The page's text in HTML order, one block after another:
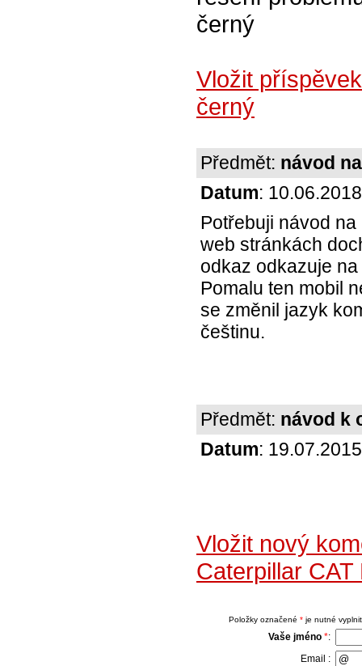
černý
Vložit
černý
Předmět: návod
Datum:
Potřebuji návod
web stránkách
odkaz odkazuje
Pomalu ten mobil
se změnil jazyk
češtinu.
Předmět: návod k
Datum:
Vložit nový
Caterpillar
Položky označené *je nutné
Vaše jméno *:
Email :